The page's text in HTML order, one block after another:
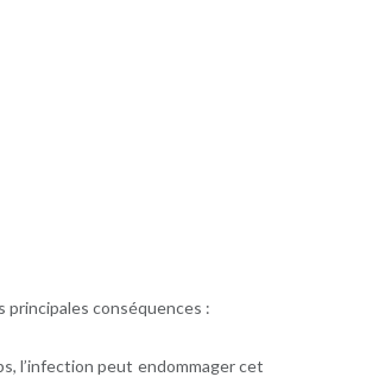
principales conséquences :
l’infection peut endommager cet